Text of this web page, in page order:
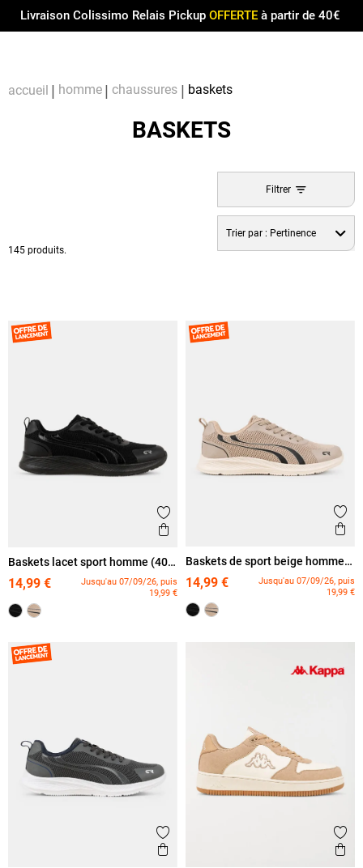
Livraison Colissimo Relais Pickup OFFERTEà partir de 40€
accueil homme chaussures baskets
BASKETS
145 produits.
Filtrer
Trier par : Pertinence
Ajouter aux favoris
Aperçu rapide
Baskets lacet sport homme (40-
14,99 €
Jusqu'au 07/09/26, puis
19,99 €
Baskets de sport beige homme
14,99 €
Jusqu'au 07/09/26, puis
19,99 €
Ajouter aux favoris
Aperçu rapide